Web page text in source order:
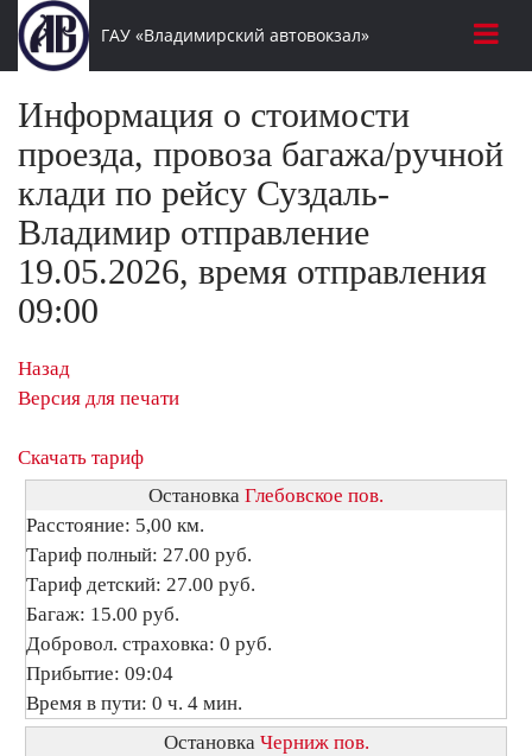
ГАУ «Владимирский автовокзал»
Информация о стоимости
проезда, провоза багажа/ручной
клади по рейсу Суздаль-
Владимир отправление
19.05.2026, время отправления
09:00
Назад
Версия для печати
Скачать тариф
Остановка Глебовское пов.
Расстояние: 5,00 км.
Тариф полный: 27.00 руб.
Тариф детский: 27.00 руб.
Багаж: 15.00 руб.
Добровол. страховка: 0 руб.
Прибытие: 09:04
Время в пути: 0 ч. 4 мин.
Остановка Черниж пов.